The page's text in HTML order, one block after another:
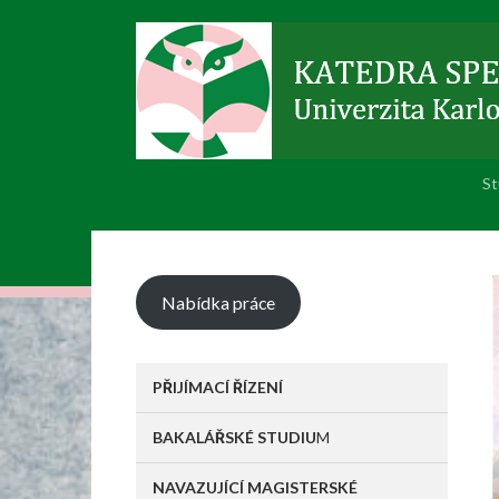
Nabídka práce
PŘIJÍMACÍ ŘÍZENÍ
BAKALÁŘSKÉ STUDIUM
NAVAZUJÍCÍ MAGISTERSKÉ